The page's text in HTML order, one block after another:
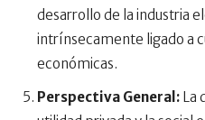
desarrollo de la industria
intrínsecamente ligado a
económicas.
Perspectiva General: La